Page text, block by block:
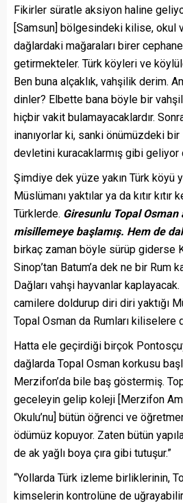
Fikirler süratle aksiyon haline
[Samsun] bölgesindeki kilise, okul
dağlardaki mağaraları birer
getirmekteler. Türk köyleri ve
Ben buna alçaklık, vahşilik derim.
dinler? Elbette bana böyle bir
hiçbir vakit bulamayacaklardır.
inanıyorlar ki, sanki önümüzdeki
devletini kuracaklarmış gibi geliyor
Şimdiye dek yüze yakın Türk köyü
Müslümanı yaktılar ya da kıtır
Türklerde. Giresunlu Topal Osman
misillemeye başlamış. Hem de
birkaç zaman böyle sürüp giderse
Sinop’tan Batum’a dek ne bir Rum
Dağları vahşi hayvanlar
camilere doldurup diri diri yaktığı
Topal Osman da Rumları kiliselere
Hatta ele geçirdiği birçok
dağlarda Topal Osman korkusu
Merzifon’da bile baş göstermiş.
geceleyin gelip koleji [Merzifon
Okulu’nu] bütün öğrenci ve
ödümüz kopuyor. Zaten bütün
de ak yağlı boya çıra gibi tutuşur.”
“Yollarda Türk izleme birliklerinin,
kimselerin kontrolüne de